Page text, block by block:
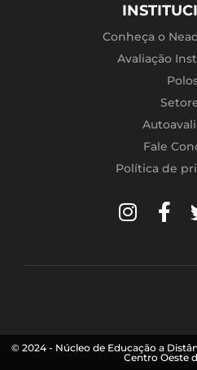
Conheça o
Avaliação
Fale
Política de
© 2024 - Núcleo de Educação a
Centro Oeste